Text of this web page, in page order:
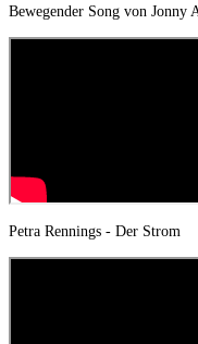
Bewegender Song von Jonny
Petra Rennings - Der Strom